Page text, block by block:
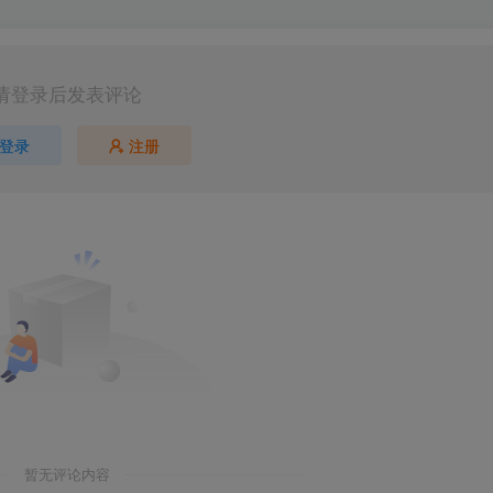
登录后发表评论
登录 注册
暂无评论内容